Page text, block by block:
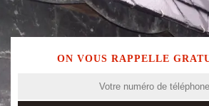
ON VOUS RAPPELLE